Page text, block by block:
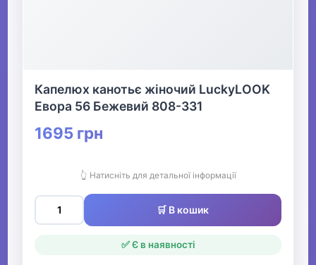
Капелюх канотьє жіночий LuckyLOOK
Евора 56 Бежевий 808-331
1695 грн
👆 Натисніть для детальної інформації
🛒 В кошик
✅ Є в наявності